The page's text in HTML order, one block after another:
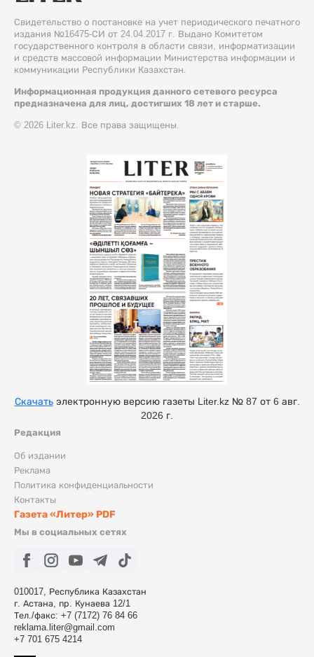
Свидетельство о постановке на учет периодического печатного
издания №16475-СИ от 24.04.2017 г. Выдано Комитетом
государственного контроля в области связи, информатизации
и средств массовой информации Министерства информации и
коммуникации Республики Казахстан.
Информационная продукция данного сетевого ресурса
предназначена для лиц, достигших 18 лет и старше.
© 2026 Liter.kz. Все права защищены.
Редакция
Об издании
Реклама
Политика конфиденциальности
Контакты
Газета «Литер» PDF
Мы в социальных сетях
010017, Республика Казахстан
г. Астана, пр. Кунаева 12/1
Тел./факс: +7 (7172) 76 84 66
reklama.liter@gmail.com
+7 701 675 4214
Скачатьэлектронную версию газеты Liter.kz № 87 от 6 авг.
2026 г.